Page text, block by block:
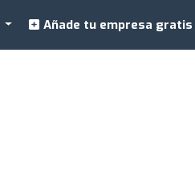
Añade tu empresa gratis